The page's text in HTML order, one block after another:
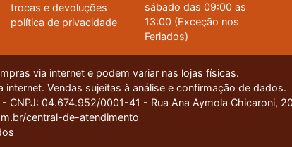
trocas e devoluções
política de privacidade
sábado das 09:00 as
13:00 (Exceção nos
Feriados)
via internet e podem variar nas lojas físicas.
Vendas sujeitas à análise e confirmação de dados.
- CNPJ: 04.674.952/0001-41 - Rua Ana Aymola Chicaroni,
central-de-atendimento
a melhor experiência de compra. Se quiser saber mais, basta acessar